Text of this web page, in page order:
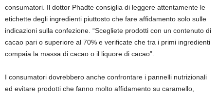
consumatori. Il dottor Phadte consiglia di leggere attentamente le
etichette degli ingredienti piuttosto che fare affidamento solo sulle
indicazioni sulla confezione. “Scegliete prodotti con un contenuto di
cacao pari o superiore al 70% e verificate che tra i primi ingredienti
compaia la massa di cacao o il liquore di cacao”.
I consumatori dovrebbero anche confrontare i pannelli nutrizionali
ed evitare prodotti che fanno molto affidamento su caramello,